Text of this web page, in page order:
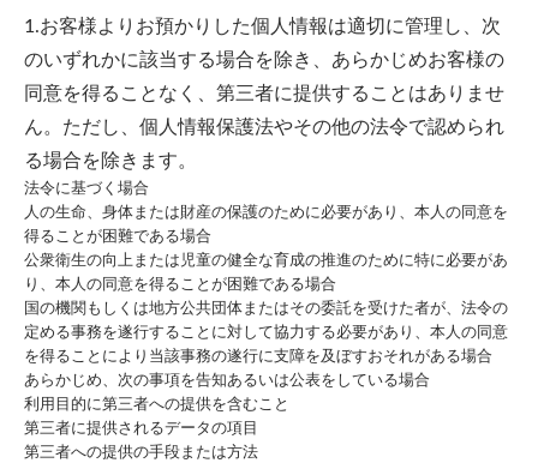
1.お客様よりお預かりした個人情報は適切に管理し、次
のいずれかに該当する場合を除き、あらかじめお客様の
同意を得ることなく、第三者に提供することはありませ
ん。ただし、個人情報保護法やその他の法令で認められ
る場合を除きます。
法令に基づく場合
人の生命、身体または財産の保護のために必要があり、本人の同意を
得ることが困難である場合
公衆衛生の向上または児童の健全な育成の推進のために特に必要があ
り、本人の同意を得ることが困難である場合
国の機関もしくは地方公共団体またはその委託を受けた者が、法令の
定める事務を遂行することに対して協力する必要があり、本人の同意
を得ることにより当該事務の遂行に支障を及ぼすおそれがある場合
あらかじめ、次の事項を告知あるいは公表をしている場合
利用目的に第三者への提供を含むこと
第三者に提供されるデータの項目
第三者への提供の手段または方法